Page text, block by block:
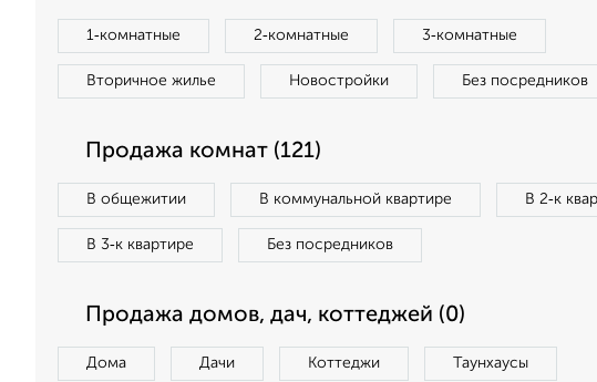
1‑комнатные 2‑комнатные 3‑комнатные
Вторичное жилье Новостройки Без посредников
Продажа комнат (121)
В общежитии В коммунальной квартире В 2‑к
В 3‑к квартире Без посредников
Продажа домов, дач, коттеджей (0)
Дома Дачи Коттеджи Таунхаусы